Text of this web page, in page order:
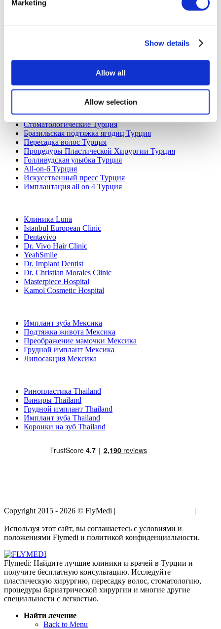
Marketing
Show details
Allow all
Allow selection
Рукавная Гастропластика Турция
Гинекомастия Турция
Имплант зуба Турция
Коронки на зуб Турция
Липосакция Турция
Бариатрическая хирургия Турция
Шунтирование желудка Турция
Стоматологические Турция
Бразильская подтяжка ягодиц Турция
Пересадка волос Турция
Процедуры Пластической Хирургии Турция
Голливудская улыбка Турция
All-on-6 Турция
Искусственный пресс Турция
Имплантация all on 4 Турция
Клиника Luna
Istanbul European Clinic
Dentavivo
Dr. Vivo Hair Clinic
YeahSmile
Dr. Implant Dentist
Dr. Christian Morales Clinic
Masterpiece Hospital
Kamol Cosmetic Hospital
Имплант зуба Мексика
Подтяжка живота Мексика
Преображение мамочки Мексика
Грудной имплант Мексика
Липосакция Мексика
Ринопластика Thailand
Виниры Thailand
Грудной имплант Thailand
Имплант зуба Thailand
Коронки на зуб Thailand
Copyright 2015 - 2026 © FlyMedi |
|
Используя этот сайт, вы соглашаетесь с условиями и
положениями Flymedi и политикой конфиденциальности.
Flymedi: Найдите лучшие клиники и врачей в Турции и
получите бесплатную консультацию. Исследуйте
пластическую хирургию, пересадку волос, стоматологию,
процедуры бариатрической хирургии и многие другие
специальности с легкостью.
Найти лечение
Back to Menu